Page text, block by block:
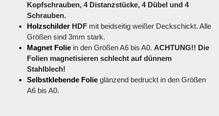
Kopfschrauben, 4 Distanzstücke, 4 Dübel und 4
Schrauben.
Holzschilder HDF mit beidseitig weißer Deckschickt. Alle
Größen sind 3mm stark.
Magnet Folie in den Größen A6 bis A0. ACHTUNG!! Die
Folien magnetisieren schlecht auf dünnem
Stahlblech!
Selbstklebende Folie glänzend bedruckt in den Größen
A6 bis A0.